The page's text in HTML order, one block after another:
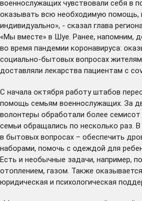
военнослужащих чувствовали себя в
оказывать всю необходимую помощь,
индивидуально», - сказал глава
«Мы вместе» в Шуе. Ранее, напомним,
во время пандемии коронавируса:
социально-бытовых вопросах жителям
доставляли лекарства пациентам с
С начала октября работу штабов
помощь семьям военнослужащих. За
волонтеры обработали более
семьи обращались по несколько раз.
в бытовых вопросах – обеспечить
наборами, помочь с одеждой для
Есть и необычные задачи, например,
отоплением, газом. Также
юридическая и психологическая